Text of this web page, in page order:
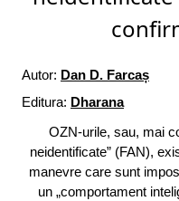
Autor: Dan D. Farcaș
Editura: Dharana
OZN-urile, sau, mai
neidentificate” (FAN),
manevre care sunt
un „comportament